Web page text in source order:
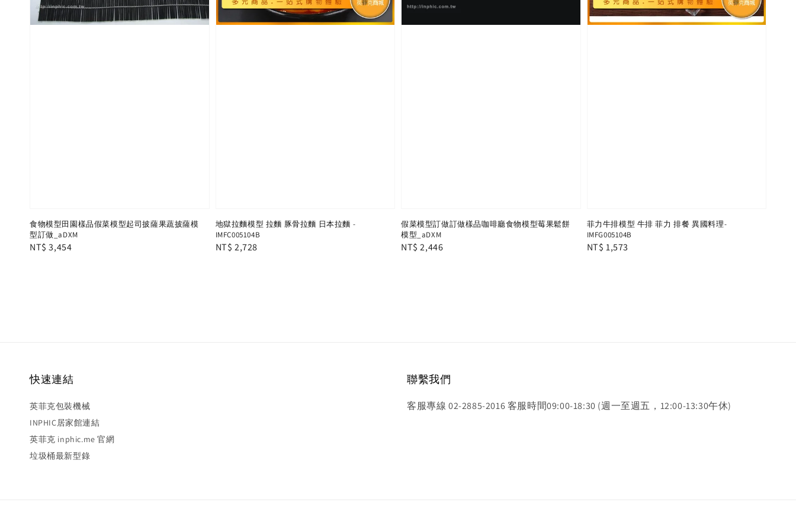
食物模型田園樣品假菜模型起司披薩果蔬披薩模
型訂做_aDXM
Regular
NT$ 3,454
地獄拉麵模型 拉麵 豚骨拉麵 日本拉麵 -
IMFC005104B
Regular
NT$ 2,728
假菜模型訂做訂做樣品咖啡廳食物模型莓果鬆餅
模型_aDXM
Regular
NT$ 2,446
菲力牛排模型 牛排 菲力 排餐 異國料理-
IMFG005104B
Regular
NT$ 1,573
快速連結
英菲克包裝機械
INPHIC居家館連結
英菲克 inphic.me 官網
垃圾桶最新型錄
聯繫我們
客服專線 02-2885-2016 客服時間09:00-18:30 (週一至週五，12:00-13:30午休)